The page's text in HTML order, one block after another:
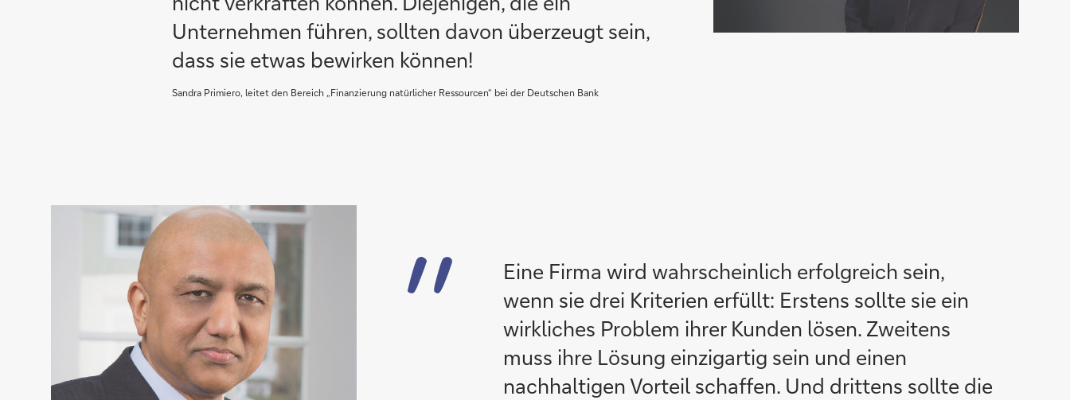
Unternehmen führen, sollten davon überzeugt sein,
dass sie etwas bewirken können!
Sandra Primiero, leitet den Bereich „Finanzierung natürlicher Ressourcen“ bei der Deutschen Bank
Eine Firma wird wahrscheinlich erfolgreich sein,
wenn sie drei Kriterien erfüllt: Erstens sollte sie ein
wirkliches Problem ihrer Kunden lösen. Zweitens
muss ihre Lösung einzigartig sein und einen
nachhaltigen Vorteil schaffen. Und drittens sollte die